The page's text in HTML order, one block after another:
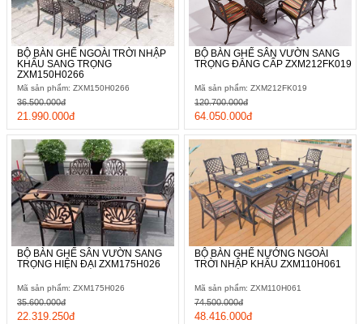
BỘ BÀN GHẾ NGOÀI TRỜI NHẬP
KHẨU SANG TRỌNG
ZXM150H0266
Mã sản phẩm: ZXM150H0266
21.990.000đ
36.500.000đ
BỘ BÀN GHẾ SÂN VƯỜN SANG
TRỌNG ĐẲNG CẤP ZXM212FK019
Mã sản phẩm: ZXM212FK019
64.050.000đ
120.700.000đ
BỘ BÀN GHẾ SÂN VƯỜN SANG
TRỌNG HIỆN ĐẠI ZXM175H026
Mã sản phẩm: ZXM175H026
22.319.250đ
35.600.000đ
BỘ BÀN GHẾ NƯỚNG NGOÀI
TRỜI NHẬP KHẨU ZXM110H061
Mã sản phẩm: ZXM110H061
48.416.000đ
74.500.000đ